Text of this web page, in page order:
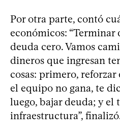
Por otra parte, contó
económicos: “Terminar
deuda cero. Vamos
dineros que ingresan
cosas: primero,
el equipo no gana, te
luego, bajar deuda; y el
infraestructura”,